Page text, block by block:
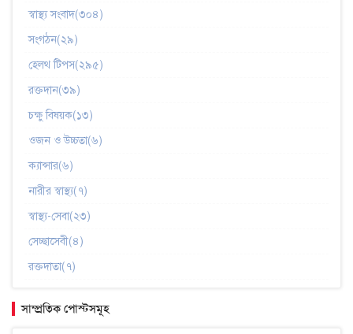
স্বাস্থ্য সংবাদ(৩০৪)
সংগঠন(২৯)
হেলথ টিপস(২৯৫)
রক্তদান(৩৯)
চক্ষু বিষয়ক(১৩)
ওজন ও উচ্চতা(৬)
ক্যান্সার(৬)
নারীর স্বাস্থ্য(৭)
স্বাস্থ্য-সেবা(২৩)
সেচ্ছাসেবী(৪)
রক্তদাতা(৭)
সাম্প্রতিক পোস্টসমূহ